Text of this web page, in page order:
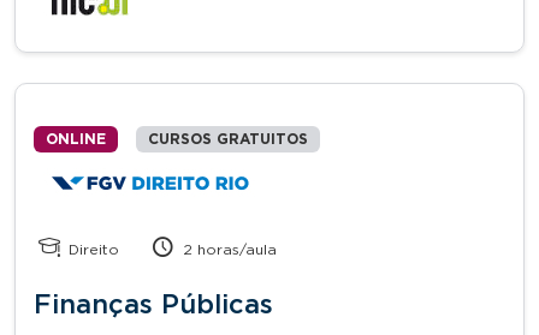
ONLINE CURSOS GRATUITOS
Direito 2 horas/aula
Finanças Públicas